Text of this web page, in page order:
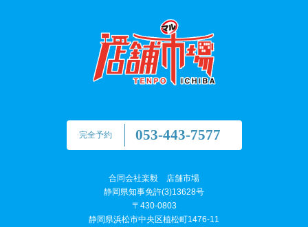
完全予約 053-443-7577
合同会社楽毅 店舗市場
静岡県知事免許(3)13628号
〒430-0803
静岡県浜松市中央区植松町1476-11